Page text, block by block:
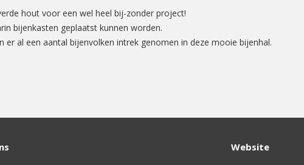
hout voor een wel heel bij-zonder project!
bijenkasten geplaatst kunnen worden.
er al een aantal bijenvolken intrek genomen in deze mooie bijenhal.
Website